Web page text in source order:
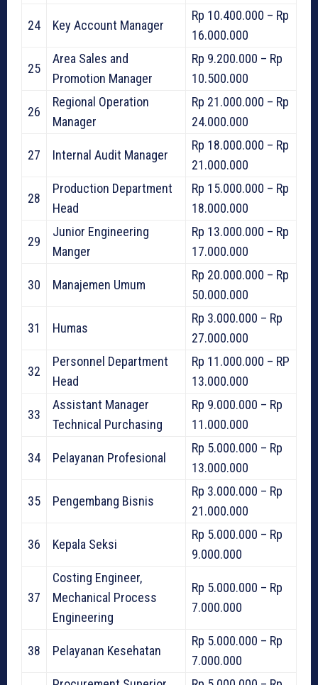
24 Key Account Manager
Rp 10.400.000 – Rp
16.000.000
25
Area Sales and
Promotion Manager
Rp 9.200.000 – Rp
10.500.000
26
Regional Operation
Manager
Rp 21.000.000 – Rp
24.000.000
27 Internal Audit Manager
Rp 18.000.000 – Rp
21.000.000
28
Production Department
Head
Rp 15.000.000 – Rp
18.000.000
29
Junior Engineering
Manger
Rp 13.000.000 – Rp
17.000.000
30 Manajemen Umum
Rp 20.000.000 – Rp
50.000.000
31 Humas
Rp 3.000.000 – Rp
27.000.000
32
Personnel Department
Head
Rp 11.000.000 – RP
13.000.000
33
Assistant Manager
Technical Purchasing
Rp 9.000.000 – Rp
11.000.000
34 Pelayanan Profesional
Rp 5.000.000 – Rp
13.000.000
35 Pengembang Bisnis
Rp 3.000.000 – Rp
21.000.000
36 Kepala Seksi
Rp 5.000.000 – Rp
9.000.000
37
Costing Engineer,
Mechanical Process
Engineering
Rp 5.000.000 – Rp
7.000.000
38 Pelayanan Kesehatan
Rp 5.000.000 – Rp
7.000.000